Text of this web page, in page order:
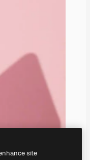
site